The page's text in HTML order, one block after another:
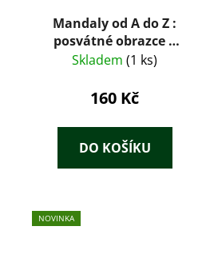
Mandaly od A do Z :
posvátné obrazce k
harmonizaci energie
Skladem (1 ks)
160 Kč
DO KOŠÍKU
NOVINKA